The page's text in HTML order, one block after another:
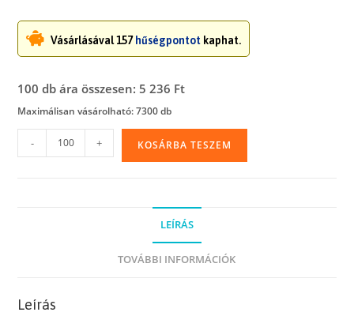
Vásárlásával 157 hűségpontot kaphat.
100 db ára összesen: 5 236 Ft
Maximálisan vásárolható: 7300 db
Ragasztócsíkos
PP
- + KOSÁRBA TESZEM
LEÍRÁS
TOVÁBBI INFORMÁCIÓK
Leírás